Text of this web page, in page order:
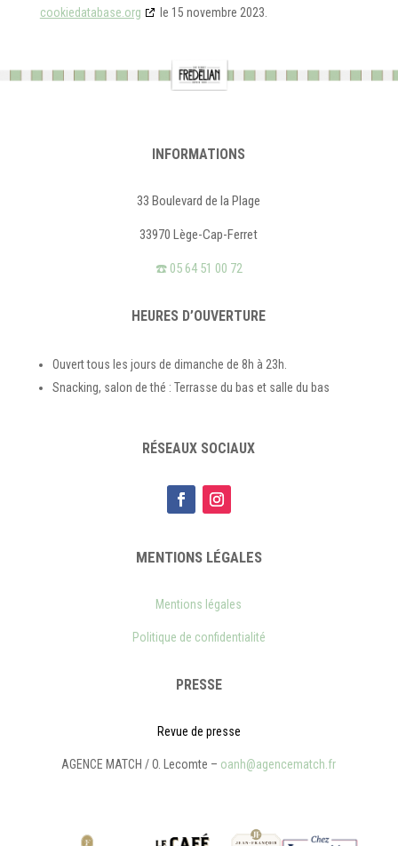
cookiedatabase.org
le 15 novembre 2023.
INFORMATIONS
33 Boulevard de la Plage
33970 Lège-Cap-Ferret
☎️ 05 64 51 00 72
HEURES D’OUVERTURE
Ouvert tous les jours de dimanche de 8h à 23h.
Snacking, salon de thé : Terrasse du bas et salle du bas
RÉSEAUX SOCIAUX
MENTIONS LÉGALES
Mentions légales
Politique de confidentialité
PRESSE
Revue de presse
AGENCE MATCH / O. Lecomte – oanh@agencematch.fr